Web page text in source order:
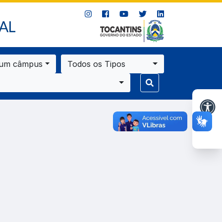
câmpus Todos os Tipos